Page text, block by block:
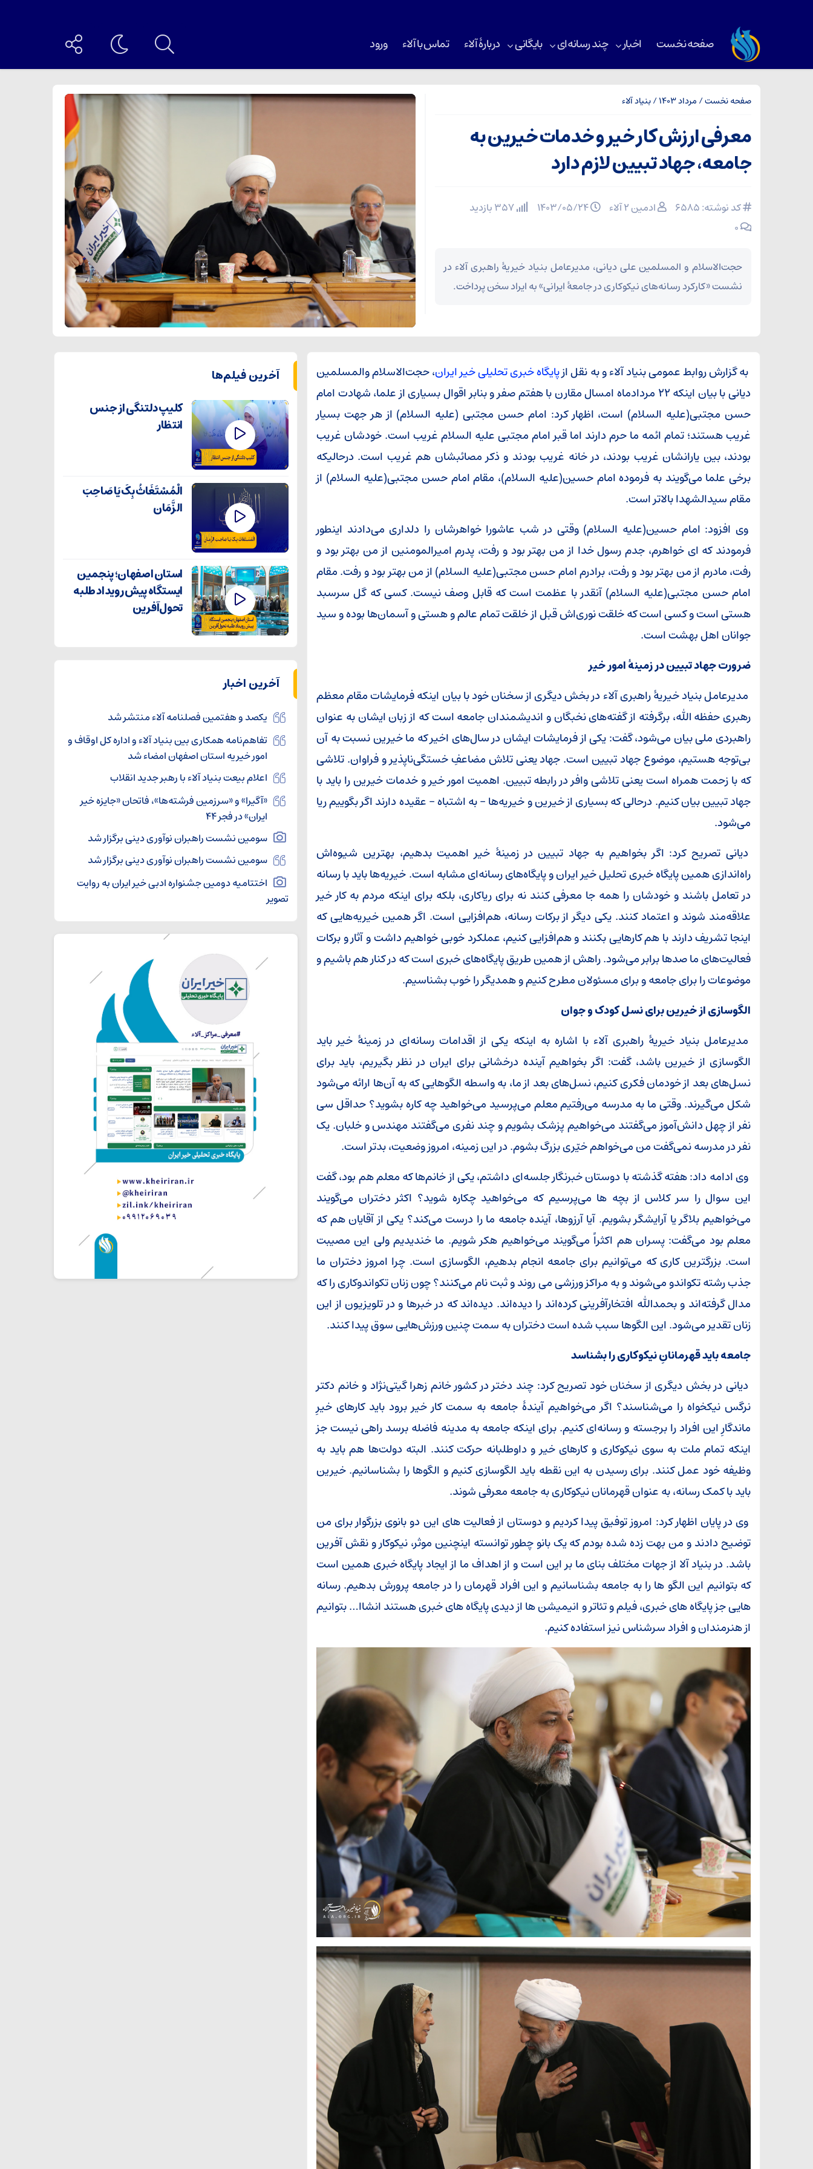
صفحه نخست اخبار چند رسانه‌ای بایگانی دربارۀ آلاء تماس با آلاء ورود
صفحه نخست/ مرداد 1403 /بنیاد آلاء
معرفی ارزش کار خیر و خدمات خیرین به
جامعه، جهاد تبیین لازم دارد
کد نوشته: 6585 ادمین ۲ آلاء
۰
حجت‌الاسلام و المسلمین علی دیانی، مدیرعامل بنیاد خیریۀ راهبری آلاء در
نشست «کارکرد رسانه‌های نیکوکاری در جامعۀ ایرانی» به ایراد سخن پرداخت.
به گزارش روابط عمومی بنیاد آلاء و به نقل ازپایگاه خبری تحلیلی خیر ایران، حجت‌الاسلام والمسلمین
دیانی با بیان اینکه ۲۲ مردادماه امسال مقارن با هفتم صفر و بنابر اقوال بسیاری از علما، شهادت امام
حسن مجتبی(علیه السلام) است، اظهار کرد: امام حسن مجتبی (علیه السلام) از هر جهت بسیار
غریب هستند؛ تمام ائمه ما حرم دارند اما قبر امام مجتبی علیه السلام غریب است. خودشان غریب
بودند، بین یارانشان غریب بودند، در خانه غریب بودند و ذکر مصائبشان هم غریب است. درحالیکه
برخی علما می‌گویند به فرموده امام حسین(علیه السلام)، مقام امام حسن مجتبی(علیه السلام) از
مقام سیدالشهدا بالاتر است.
وی افزود: امام حسین(علیه السلام) وقتی در شب عاشورا خواهرشان را دلداری می‌دادند اینطور
فرمودند که ای خواهرم، جدم رسول خدا از من بهتر بود و رفت، پدرم امیرالمومنین از من بهتر بود و
رفت، مادرم از من بهتر بود و رفت، برادرم امام حسن مجتبی(علیه السلام) از من بهتر بود و رفت. مقام
امام حسن مجتبی(علیه السلام) آنقدر با عظمت است که قابل وصف نیست. کسی که گل سرسبد
هستی است و کسی است که خلقت نوری‌اش قبل از خلقت تمام عالم و هستی و آسمان‌ها بوده و سید
جوانان اهل بهشت است.
ضرورت جهاد تبیین در زمینۀ امور خیر
مدیرعامل بنیاد خیریۀ راهبری آلاء در بخش دیگری از سخنان خود با بیان اینکه فرمایشات مقام معظم
رهبری حفظه الله، برگرفته از گفته‌های نخبگان و اندیشمندان جامعه است که از زبان ایشان به عنوان
راهبردی ملی بیان می‌شود، گفت: یکی از فرمایشات ایشان در سال‌های اخیر که ما خیرین نسبت به آن
بی‌توجه هستیم، موضوع جهاد تبیین است. جهاد یعنی تلاش مضاعفِ خستگی‌ناپذیر و فراوان. تلاشی
که با زحمت همراه است یعنی تلاشی وافر در رابطه تبیین. اهمیت امور خیر و خدمات خیرین را باید با
جهاد تبیین بیان کنیم. درحالی که بسیاری از خیرین و خیریه‌ها – به اشتباه – عقیده دارند اگر بگوییم ریا
می‌شود.
دیانی تصریح کرد: اگر بخواهیم به جهاد تبیین در زمینۀ خیر اهمیت بدهیم، بهترین شیوه‌اش
راه‌اندازی همین پایگاه خبری تحلیل خیر ایران و پایگاه‌های رسانه‌ای مشابه است. خیریه‌ها باید با رسانه
در تعامل باشند و خودشان را همه جا معرفی کنند نه برای ریاکاری، بلکه برای اینکه مردم به کار خیر
علاقه‌مند شوند و اعتماد کنند. یکی دیگر از برکات رسانه، هم‌افزایی است. اگر همین خیریه‌هایی که
اینجا تشریف دارند با هم کارهایی بکنند و هم‌افزایی کنیم، عملکرد خوبی خواهیم داشت و آثار و برکات
فعالیت‌های ما صدها برابر می‌شود. راهش از همین طریق پایگاه‌های خبری است که در کنار هم باشیم و
موضوعات را برای جامعه و برای مسئولان مطرح کنیم و همدیگر را خوب بشناسیم.
الگوسازی از خیرین برای نسل کودک و جوان
مدیرعامل بنیاد خیریۀ راهبری آلاء با اشاره به اینکه یکی از اقدامات رسانه‌ای در زمینۀ خیر باید
الگوسازی از خیرین باشد، گفت: اگر بخواهیم آینده درخشانی برای ایران در نظر بگیریم، باید برای
نسل‌های بعد از خودمان فکری کنیم، نسل‌های بعد از ما، به واسطه الگوهایی که به آن‌ها ارائه می‌شود
شکل می‌گیرند. وقتی ما به مدرسه می‌رفتیم معلم می‌پرسید می‌خواهید چه کاره بشوید؟ حداقل سی
نفر از چهل دانش‌آموز می‌گفتند می‌خواهیم پزشک بشویم و چند نفری می‌گفتند مهندس و خلبان. یک
نفر در مدرسه نمی‌گفت من می‌خواهم خیّری بزرگ بشوم. در این زمینه، امروز وضعیت، بدتر است.
وی ادامه داد: هفته گذشته با دوستان خبرنگار جلسه‌ای داشتم، یکی از خانم‌ها که معلم هم بود، گفت
این سوال را سر کلاس از بچه ها می‌پرسیم که می‌خواهید چکاره شوید؟ اکثر دختران می‌گویند
می‌خواهیم بلاگر یا آرایشگر بشویم. آیا آرزوها، آینده جامعه ما را درست می‌کند؟ یکی از آقایان هم که
معلم بود می‌گفت: پسران هم اکثراً می‌گویند می‌خواهیم هکر شویم. ما خندیدیم ولی این مصیبت
است. بزرگترین کاری که می‌توانیم برای جامعه انجام بدهیم، الگوسازی است. چرا امروز دختران ما
جذب رشته تکواندو می‌شوند و به مراکز ورزشی می روند و ثبت نام می‌کنند؟ چون زنان تکواندوکاری را که
مدال گرفته‌اند و بحمدالله افتخارآفرینی کرده‌اند را دیده‌اند. دیده‌اند که در خبرها و در تلویزیون از این
زنان تقدیر می‌شود. این الگوها سبب شده است دختران به سمت چنین ورزش‌هایی سوق پیدا کنند.
جامعه باید قهرمانانِ نیکوکاری را بشناسد
دیانی در بخش دیگری از سخنان خود تصریح کرد: چند دختر در کشور خانم زهرا گیتی‌نژاد و خانم دکتر
نرگس نیکخواه را می‌شناسند؟ اگر می‌خواهیم آیندۀ جامعه به سمت کار خیر برود باید کارهای خیرِ
ماندگارِ این افراد را برجسته و رسانه‌ای کنیم. برای اینکه جامعه به مدینه فاضله برسد راهی نیست جز
اینکه تمام ملت به سوی نیکوکاری و کارهای خیر و داوطلبانه حرکت کنند. البته دولت‌ها هم باید به
وظیفه خود عمل کنند. برای رسیدن به این نقطه باید الگوسازی کنیم و الگوها را بشناسانیم. خیرین
باید با کمک رسانه، به عنوان قهرمانان نیکوکاری به جامعه معرفی شوند.
وی در پایان اظهار کرد: امروز توفیق پیدا کردیم و دوستان از فعالیت های این دو بانوی بزرگوار برای من
توضیح دادند و من بهت زده شده بودم که یک بانو چطور توانسته اینچنین موثر، نیکوکار و نقش آفرین
باشد. در بنیاد آلا از جهات مختلف بنای ما بر این است و از اهداف ما از ایجاد پایگاه خبری همین است
که بتوانیم این الگو ها را به جامعه بشناسانیم و این افراد قهرمان را در جامعه پرورش بدهیم. رسانه
هایی جز پایگاه های خبری، فیلم و تئاتر و انیمیشن ها از دیدی پایگاه های خبری هستند انشاا… بتوانیم
از هنرمندان و افراد سرشناس نیز استفاده کنیم.
آخرین فیلم‌ها
کلیپ دلتنگی از جنس
انتظار
الْمُسْتَغَاثُ بِکَ یَا صَاحِبَ
الزَّمَان
استان اصفهان؛ پنجمین
ایستگاه پیش رویداد طلبه
تحول‌آفرین
آخرین اخبار
یکصد و هفتمین فصلنامه آلاء منتشر شد
تفاهم‌نامه همکاری بین بنیاد آلاء و اداره کل اوقاف و
امور خیریه استان اصفهان امضاء شد
اعلام بیعت بنیاد آلاء با رهبر جدید انقلاب
«آگیرا» و «سرزمین فرشته‌ها»، فاتحان «جایزه خیر
ایران» در فجر ۴۴
سومین نشست راهبران نوآوری دینی برگزار شد
سومین نشست راهبران نوآوری دینی برگزار شد
اختتامیه دومین جشنواره ادبی خیر ایران به روایت
تصویر